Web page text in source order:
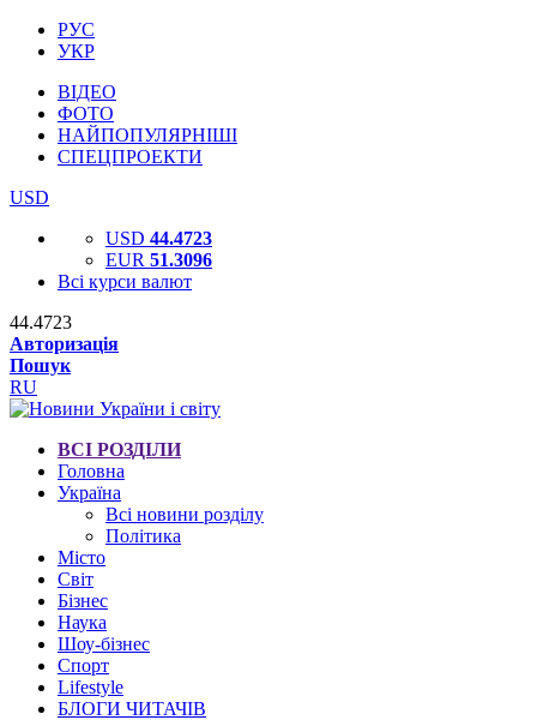
РУС
УКР
ВІДЕО
ФОТО
НАЙПОПУЛЯРНІШІ
СПЕЦПРОЕКТИ
USD
USD 44.4723
EUR 51.3096
Всі курси валют
44.4723
Авторизація
Пошук
RU
ВСІ РОЗДІЛИ
Головна
Україна
Всі новини розділу
Політика
Місто
Світ
Бізнес
Наука
Шоу-бізнес
Спорт
Lifestyle
БЛОГИ ЧИТАЧІВ